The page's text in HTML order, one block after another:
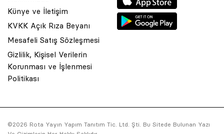
Künye ve İletişim
KVKK Açık Rıza Beyanı
Mesafeli Satış Sözleşmesi
Gizlilik, Kişisel Verilerin
Korunması ve İşlenmesi
Politikası
©2026 Rota Yayın Yapım Tanıtım Tic. Ltd. Şti. Bu Sitede Bulunan Yazı
© 2001 Rota Yayın Yapım Tanıtım Tic. Ltd. Şti. Bu Sitede Bulunan
Asquared WordPress Agencytarafından tasarlanmış ve